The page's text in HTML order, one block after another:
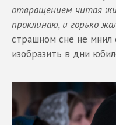
отвращением читая
проклинаю, и горько
страшном сне не мнил
изобразить в дни